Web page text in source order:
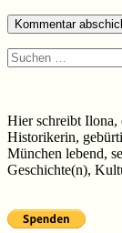
Suchen
nach:
Hier schreibt Ilona,
Historikerin,
München lebend,
Geschichte(n),